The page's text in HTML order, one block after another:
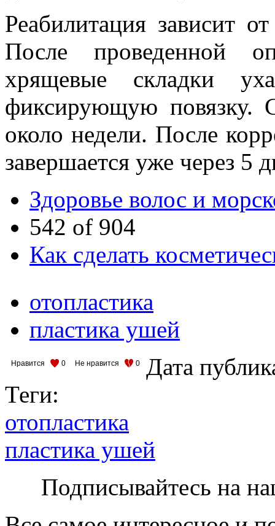
Реабилитация зависит
После проведенной
хрящевые складки
фиксирующую повязку.
около недели. После
завершается уже через 5
Здоровье волос и
542 of 904
Как сделать
отопластика
пластика ушей
Нравится 0 Не нравится 0
Дата
Теги:
отопластика
пластика ушей
Подписывайтесь на